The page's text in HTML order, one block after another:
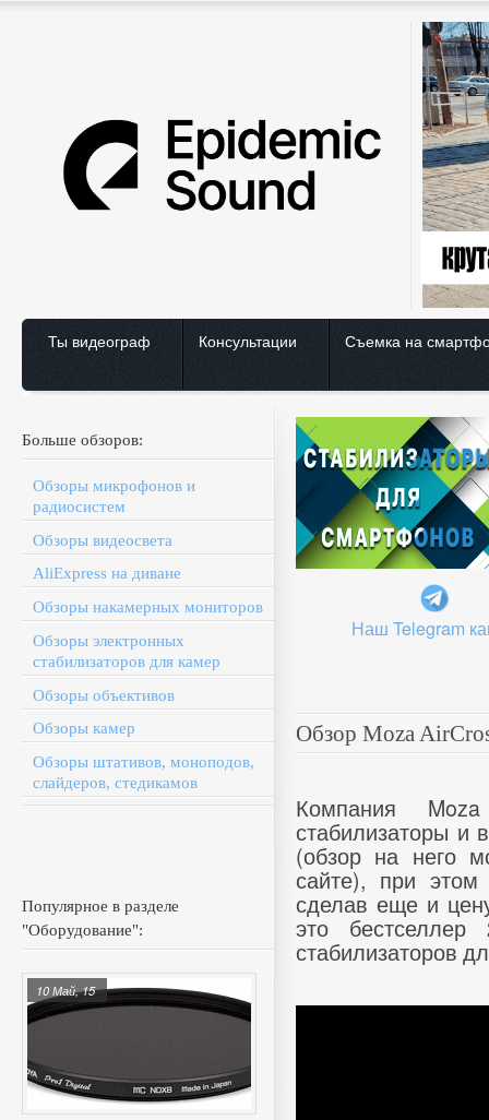
Ты видеограф Консультации Съемка на
Больше обзоров:
Обзоры микрофонов и
радиосистем
Обзоры видеосвета
AliExpress на диване
Обзоры накамерных мониторов
Обзоры электронных
стабилизаторов для камер
Обзоры объективов
Обзоры камер
Обзоры штативов, моноподов,
слайдеров, стедикамов
Популярное в разделе
"Оборудование":
10 Май, 15
Наш Telegram
Обзор Moza
Компания
стабилизаторы и
(обзор на него
сайте), при
сделав еще и
это
стабилизаторов